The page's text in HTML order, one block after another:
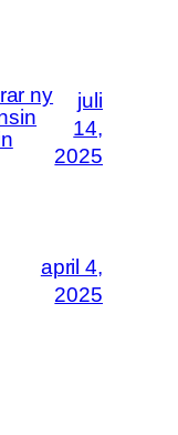
ny
juli
14,
2025
april 4,
2025